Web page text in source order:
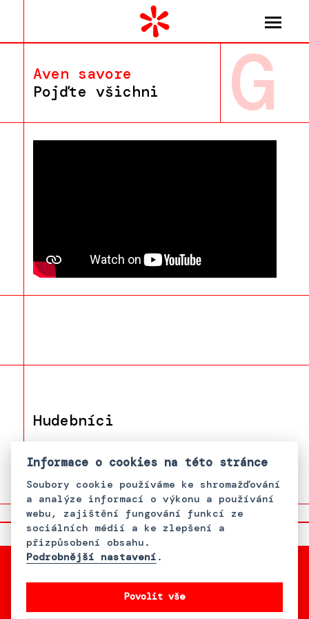
Aven savore
Pojďte všichni
G
Hudebníci
Informace o cookies na této stránce
Soubory cookie používáme ke shromažďování
a analýze informací o výkonu a používání
webu, zajištění fungování funkcí ze
sociálních médií a ke zlepšení a
přizpůsobení obsahu.
Podrobnější nastavení .
Povolit vše